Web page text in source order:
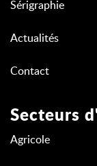
Sérigraphie
Actualités
Contact
Secteurs
Agricole